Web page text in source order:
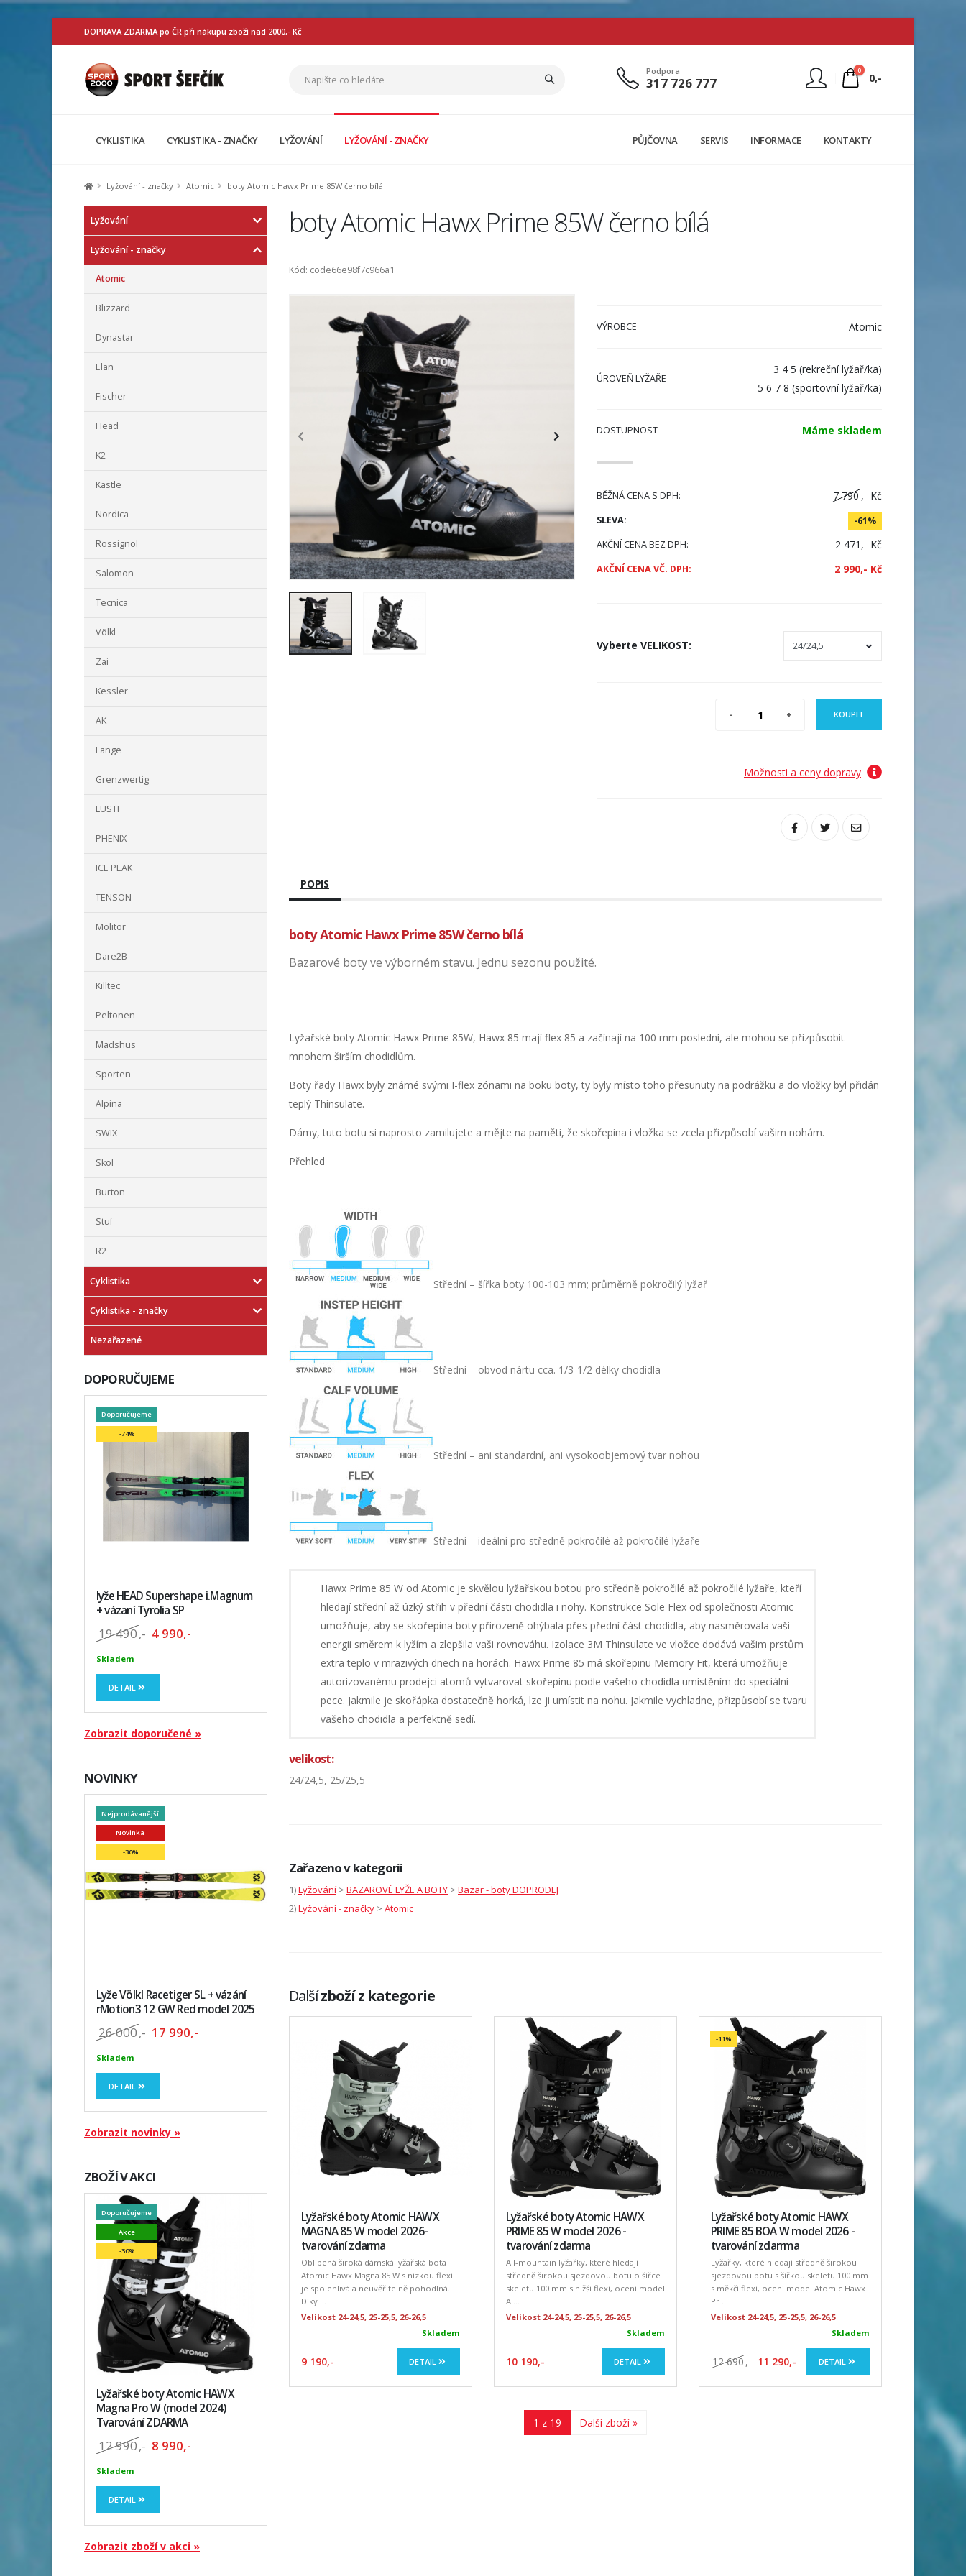
DOPRAVA ZDARMA po ČR při nákupu zboží nad 2000,- Kč
Podpora
317 726 777
0
0,-
Přihlásit
CYKLISTIKA CYKLISTIKA - ZNAČKY LYŽOVÁNÍ LYŽOVÁNÍ - ZNAČKY PŮJČOVNA SERVIS INFORMACE KONTAKTY
Lyžování - značky Atomic boty Atomic Hawx Prime 85W černo bílá
Lyžování
Lyžování - značky
Atomic
Blizzard
Dynastar
Elan
Fischer
Head
K2
Kästle
Nordica
Rossignol
Salomon
Tecnica
Völkl
Zai
Kessler
AK
Lange
Grenzwertig
LUSTI
PHENIX
ICE PEAK
TENSON
Molitor
Dare2B
Killtec
Peltonen
Madshus
Sporten
Alpina
SWIX
Skol
Burton
Stuf
R2
Cyklistika
Cyklistika - značky
Nezařazené
DOPORUČUJEME
Doporučujeme
-74%
lyže HEAD Supershape i.Magnum
+ vázaní Tyrolia SP
19 490,- 4 990,-
Skladem
DETAIL
Zobrazit doporučené »
NOVINKY
Nejprodávanější
Novinka
-30%
Lyže Völkl Racetiger SL + vázání
rMotion3 12 GW Red model 2025
26 000,- 17 990,-
Skladem
DETAIL
Zobrazit novinky »
ZBOŽÍ V AKCI
Doporučujeme
Akce
-30%
Lyžařské boty Atomic HAWX
Magna Pro W (model 2024)
Tvarování ZDARMA
12 990,- 8 990,-
Skladem
DETAIL
Zobrazit zboží v akci »
boty Atomic Hawx Prime 85W černo bílá
Kód: code66e98f7c966a1
VÝROBCE Atomic
ÚROVEŇ LYŽAŘE
3 4 5 (rekreční lyžař/ka)
5 6 7 8 (sportovní lyžař/ka)
DOSTUPNOST Máme skladem
BĚŽNÁ CENA S DPH: 7 790 ,- Kč
SLEVA:
-61%
AKČNÍ CENA BEZ DPH:
2 471,- Kč
AKČNÍ CENA VČ. DPH: 2 990,- Kč
Vyberte VELIKOST:
KOUPIT
Možnosti a ceny dopravy
POPIS
boty Atomic Hawx Prime 85W černo bílá
Bazarové boty ve výborném stavu. Jednu sezonu použité.
Lyžařské boty Atomic Hawx Prime 85W, Hawx 85 mají flex 85 a začínají na 100 mm poslední, ale mohou se přizpůsobit
mnohem širším chodidlům.
Boty řady Hawx byly známé svými I-flex zónami na boku boty, ty byly místo toho přesunuty na podrážku a do vložky byl přidán
teplý Thinsulate.
Dámy, tuto botu si naprosto zamilujete a mějte na paměti, že skořepina i vložka se zcela přizpůsobí vašim nohám.
Přehled
Střední – šířka boty 100-103 mm; průměrně pokročilý lyžař
Střední – obvod nártu cca. 1/3-1/2 délky chodidla
Střední – ani standardní, ani vysokoobjemový tvar nohou
Střední – ideální pro středně pokročilé až pokročilé lyžaře
Hawx Prime 85 W od Atomic je skvělou lyžařskou botou pro středně pokročilé až pokročilé lyžaře, kteří
hledají střední až úzký střih v přední části chodidla i nohy. Konstrukce Sole Flex od společnosti Atomic
umožňuje, aby se skořepina boty přirozeně ohýbala přes přední část chodidla, aby nasměrovala vaši
energii směrem k lyžím a zlepšila vaši rovnováhu. Izolace 3M Thinsulate ve vložce dodává vašim prstům
extra teplo v mrazivých dnech na horách. Hawx Prime 85 má skořepinu Memory Fit, která umožňuje
autorizovanému prodejci atomů vytvarovat skořepinu podle vašeho chodidla umístěním do speciální
pece. Jakmile je skořápka dostatečně horká, lze ji umístit na nohu. Jakmile vychladne, přizpůsobí se tvaru
vašeho chodidla a perfektně sedí.
velikost:
24/24,5, 25/25,5
Zařazeno v kategorii
1)Lyžování > BAZAROVÉ LYŽE A BOTY > Bazar - boty DOPRODEJ
2)Lyžování - značky > Atomic
Dalšízboží z kategorie
Lyžařské boty Atomic HAWX
MAGNA 85 W model 2026-
tvarování zdarma
Oblíbená široká dámská lyžařská bota
Atomic Hawx Magna 85 W s nízkou flexí
je spolehlivá a neuvěřitelně pohodlná.
Díky ...
Velikost 24-24,5, 25-25,5, 26-26,5
Skladem
9 190,- DETAIL
Lyžařské boty Atomic HAWX
PRIME 85 W model 2026 -
tvarování zdarma
All-mountain lyžařky, které hledají
středně širokou sjezdovou botu o šířce
skeletu 100 mm s nižší flexí, ocení model
A ...
Velikost 24-24,5, 25-25,5, 26-26,5
Skladem
10 190,- DETAIL
-11%
Lyžařské boty Atomic HAWX
PRIME 85 BOA W model 2026 -
tvarování zdarrma
Lyžařky, které hledají středně širokou
sjezdovou botu s šířkou skeletu 100 mm
s měkčí flexí, ocení model Atomic Hawx
Pr ...
Velikost 24-24,5, 25-25,5, 26-26,5
Skladem
12 690 ,- 11 290,- DETAIL
1 z 19 Další zboží »